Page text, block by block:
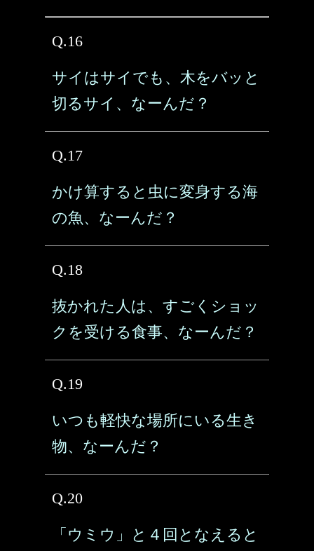
Q.16
サイはサイでも、木をバッと
切るサイ、なーんだ？
Q.17
かけ算すると虫に変身する海
の魚、なーんだ？
Q.18
抜かれた人は、すごくショッ
クを受ける食事、なーんだ？
Q.19
いつも軽快な場所にいる生き
物、なーんだ？
Q.20
「ウミウ」と４回となえると